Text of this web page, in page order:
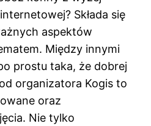
Składa się
aspektów
Między innymi
prostu taka, że dobrej
organizatora Kogis to
oraz
Nie tylko